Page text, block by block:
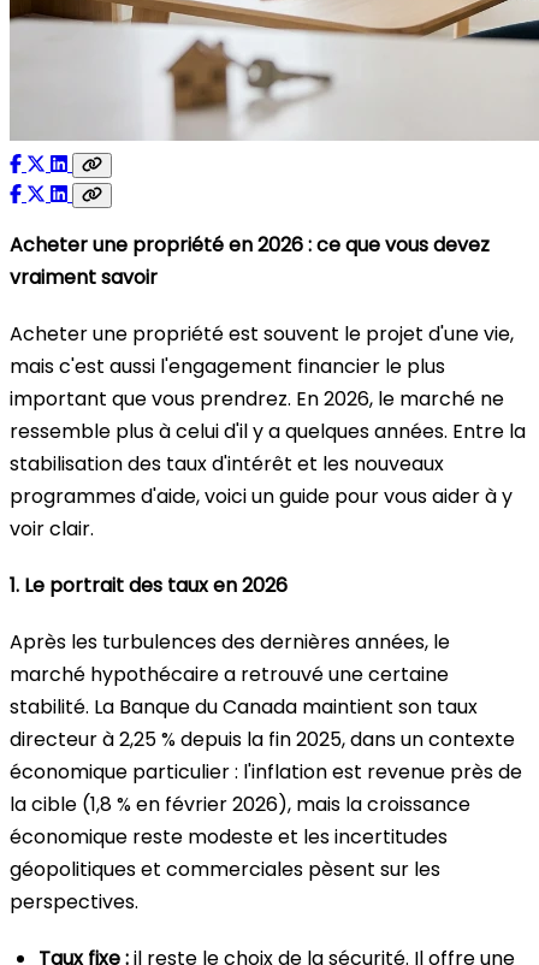
Acheter une propriété en 2026 : ce que vous devez
vraiment savoir
Acheter une propriété est souvent le projet d'une vie,
mais c'est aussi l'engagement financier le plus
important que vous prendrez. En 2026, le marché ne
ressemble plus à celui d'il y a quelques années. Entre la
stabilisation des taux d'intérêt et les nouveaux
programmes d'aide, voici un guide pour vous aider à y
voir clair.
1. Le portrait des taux en 2026
Après les turbulences des dernières années, le
marché hypothécaire a retrouvé une certaine
stabilité. La Banque du Canada maintient son taux
directeur à 2,25 % depuis la fin 2025, dans un contexte
économique particulier : l'inflation est revenue près de
la cible (1,8 % en février 2026), mais la croissance
économique reste modeste et les incertitudes
géopolitiques et commerciales pèsent sur les
perspectives.
Taux fixe :il reste le choix de la sécurité. Il offre une